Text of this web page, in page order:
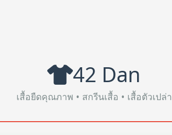
42 Dan
เสื้อยืดคุณภาพ • สกรีนเสื้อ • เสื้อตัวเปล่า